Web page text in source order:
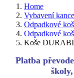
Home
Vybavení
Odpadkové
Odpadkové
Koše
Platba